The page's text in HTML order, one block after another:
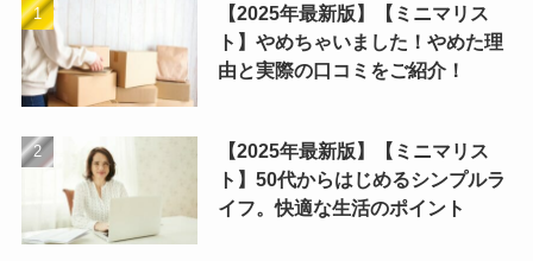
【2025年最新版】【ミニマリス
ト】やめちゃいました！やめた理
由と実際の口コミをご紹介！
【2025年最新版】【ミニマリス
ト】50代からはじめるシンプルラ
イフ。快適な生活のポイント